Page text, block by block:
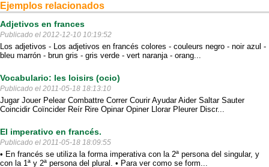
Ejemplos relacionados
Adjetivos en frances
Publicado el 2012-12-10 10:19:52
Los adjetivos - Los adjetivos en francés colores - couleurs negro - noir azul -
bleu marrón - brun gris - gris verde - vert naranja - orang...
Vocabulario: les loisirs (ocio)
Publicado el 2011-05-18 18:13:10
Jugar Jouer Pelear Combattre Correr Courir Ayudar Aider Saltar Sauter
Coincidir Coïncider Reír Rire Opinar Opiner Llorar Pleurer Discr...
El imperativo en francés.
Publicado el 2011-05-18 18:09:55
• En francés se utiliza la forma imperativa con la 2ª persona del singular, y
con la 1ª y 2ª persona del plural. • Para ver como se form...